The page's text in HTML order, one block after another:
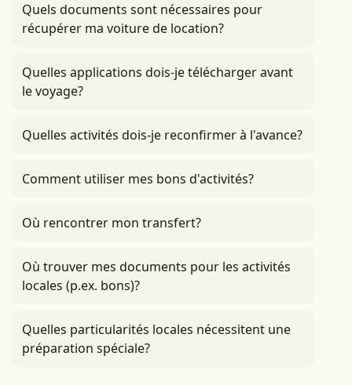
Quels documents sont nécessaires pour
récupérer ma voiture de location?
Quelles applications dois-je télécharger avant
le voyage?
Quelles activités dois-je reconfirmer à l'avance?
Comment utiliser mes bons d'activités?
Où rencontrer mon transfert?
Où trouver mes documents pour les activités
locales (p.ex. bons)?
Quelles particularités locales nécessitent une
préparation spéciale?